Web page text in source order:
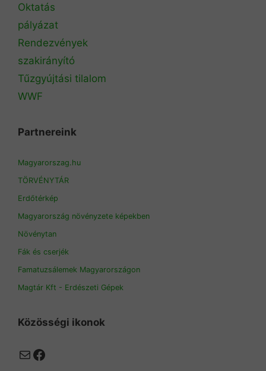
Oktatás
pályázat
Rendezvények
szakirányító
Tűzgyújtási tilalom
WWF
Partnereink
Magyarorszag.hu
TÖRVÉNYTÁR
Erdőtérkép
Magyarország növényzete képekben
Növénytan
Fák és cserjék
Famatuzsálemek Magyarországon
Magtár Kft - Erdészeti Gépek
Közösségi ikonok
MailFacebook